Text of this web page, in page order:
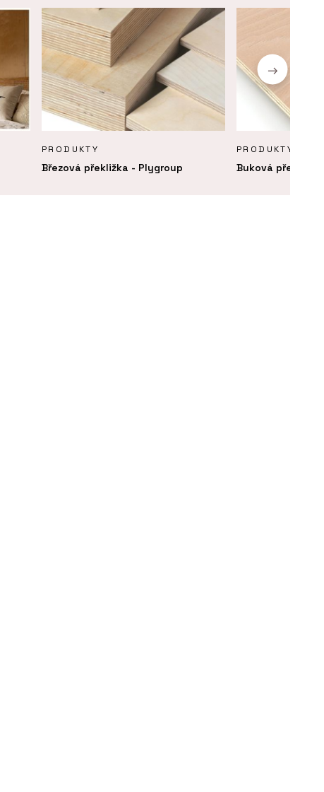
PRODUKTY
Březová překližka - Plygroup
PRODUKTY
Buková